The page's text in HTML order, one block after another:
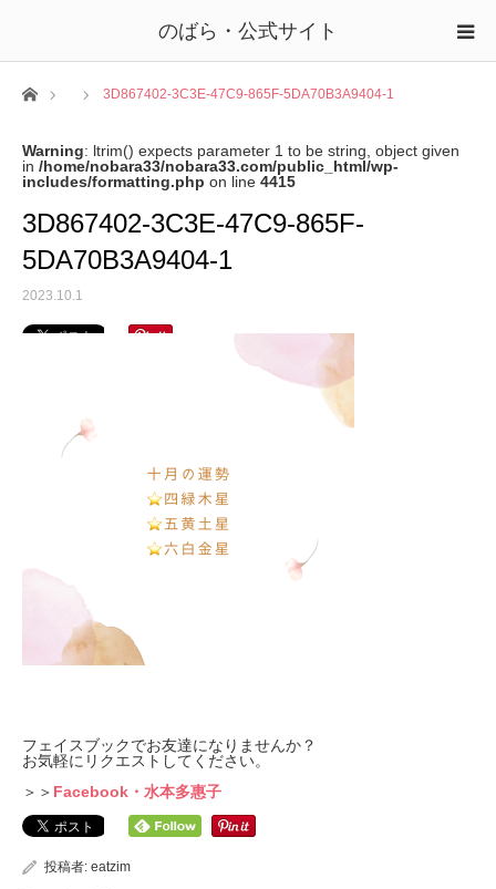
のばら・公式サイト
ホーム 3D867402-3C3E-47C9-865F-5DA70B3A9404-1
Warning: ltrim() expects parameter 1 to be string, object given
in /home/nobara33/nobara33.com/public_html/wp-
includes/formatting.php on line 4415
3D867402-3C3E-47C9-865F-
5DA70B3A9404-1
2023.10.1
フェイスブックでお友達になりませんか？
お気軽にリクエストしてください。
＞＞ Facebook・水本多惠子
投稿者: eatzim